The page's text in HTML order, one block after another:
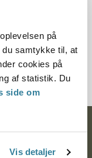
på
samtykke til, at
cookies på
af statistik. Du
side om
Vis detaljer